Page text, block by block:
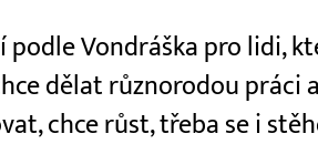
podle Vondráška pro lidi,
dělat různorodou práci
chce růst, třeba se i